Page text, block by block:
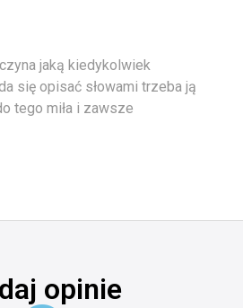
jaką kiedykolwiek
się opisać słowami trzeba ją
tego miła i zawsze
opinie